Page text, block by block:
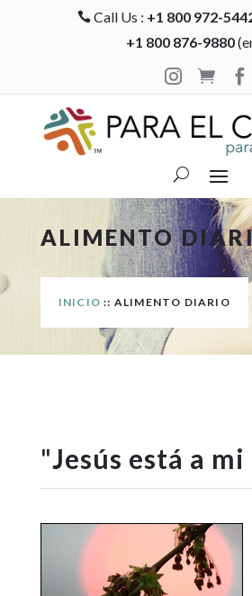
 Call Us : +1 800 972-
+1 800 876-9880

 
ALIMENTO
INICIO :: ALIMENTO DIARIO
"Jesús está a